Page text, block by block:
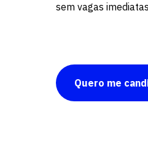
sem vagas
Quero me